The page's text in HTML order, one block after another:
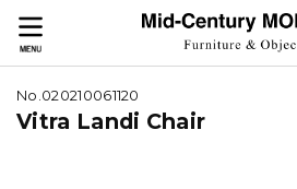
No.020210061120
Vitra Landi Chair